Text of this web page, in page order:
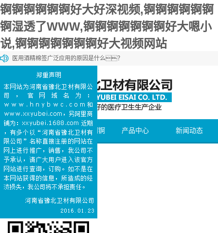
锕锕锕锕锕锕好大好深视频,锕锕锕锕锕锕
锕湿透了WWW,锕锕锕锕锕锕锕好大嗯小
说,锕锕锕锕锕锕锕好大视频网站
医用酒精棉签广泛应用的原因是什么？
锕锕锕锕锕锕锕好大视频网站棉和一般的棉花有什么区别？
锕锕锕锕锕锕锕好大视频网站棉和化妆棉有什么区别？
医用石蜡棉球的购买方法介绍
医用碘伏棉签能够加速伤口愈合
网站首页 关于锕锕锕锕锕
锕好大好深视频
产品中心 新闻动态